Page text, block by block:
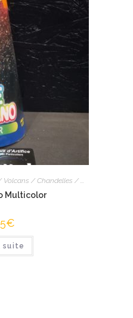
/ Chandelles / ...
Multicolor
€
suite